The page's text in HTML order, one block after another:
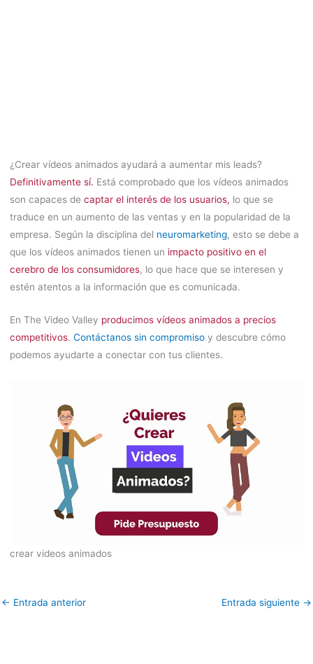
¿Crear vídeos animados ayudará a aumentar mis leads?
Definitivamente sí. Está comprobado que los vídeos animados
son capaces de captar el interés de los usuarios, lo que se
traduce en un aumento de las ventas y en la popularidad de la
empresa. Según la disciplina del neuromarketing, esto se debe a
que los vídeos animados tienen un impacto positivo en el
cerebro de los consumidores, lo que hace que se interesen y
estén atentos a la información que es comunicada.
En The Video Valley producimos vídeos animados a precios
competitivos. Contáctanos sin compromiso y descubre cómo
podemos ayudarte a conectar con tus clientes.
crear videos animados
← Entrada anterior Entrada siguiente →